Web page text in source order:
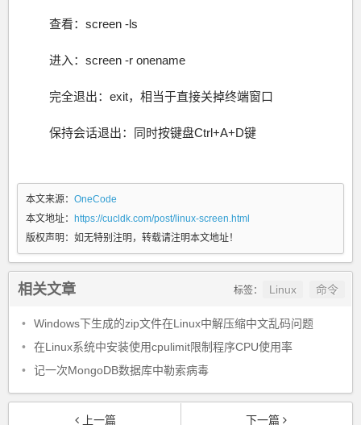
查看：screen -ls
进入：screen -r onename
完全退出：exit，相当于直接关掉终端窗口
保持会话退出：同时按键盘Ctrl+A+D键
本文来源： OneCode
本文地址：
https://cucldk.com/post/linux-screen.html
版权声明： 如无特别注明，转载请注明本文地址！
相关文章 标签： Linux 命令
•
Windows下生成的zip文件在Linux中解压缩中文乱码问题
•
在Linux系统中安装使用cpulimit限制程序CPU使用率
•
记一次MongoDB数据库中勒索病毒
上一篇 下一篇